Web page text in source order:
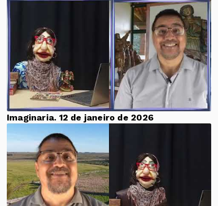
Imaginaria. 12 de janeiro de 2026